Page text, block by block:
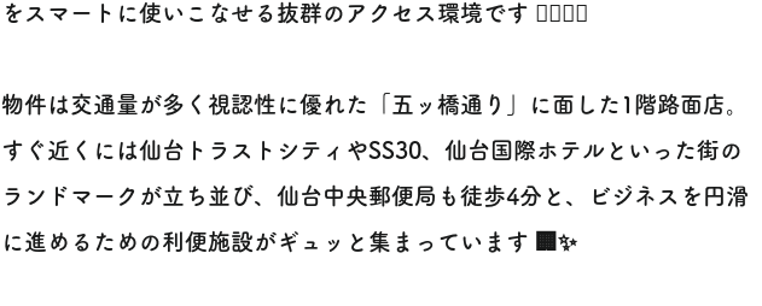
をスマートに使いこなせる抜群のアクセス環境です 🚶‍♀️🚶‍♂️
物件は交通量が多く視認性に優れた「五ッ橋通り」に面した1階路面店。
すぐ近くには仙台トラストシティやSS30、仙台国際ホテルといった街の
ランドマークが立ち並び、仙台中央郵便局も徒歩4分と、ビジネスを円滑
に進めるための利便施設がギュッと集まっています 🏢✨